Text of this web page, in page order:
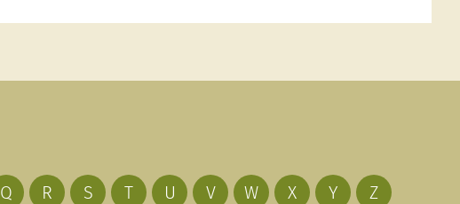
Q R S T U V W X Y Z